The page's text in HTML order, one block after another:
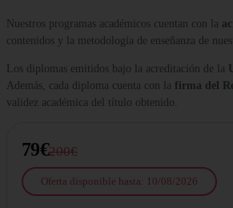
Nuestros programas académicos cuentan con la
contenidos y la metodología de enseñanza de
Los diplomas emitidos bajo la acreditación de la
Además, cada diploma cuenta con la firma del
validez académica del título obtenido.
79€200€
Oferta disponible hasta: 10/08/2026